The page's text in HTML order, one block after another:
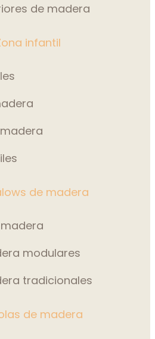
de madera
infantil
de madera
modulares
tradicionales
de madera